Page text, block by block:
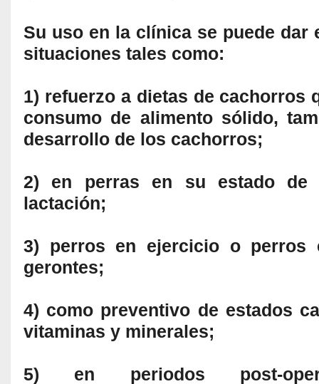
Su uso en la clínica se puede dar
situaciones tales como:
1) refuerzo a dietas de cachorros
consumo de alimento sólido,
desarrollo de los cachorros;
2) en perras en su estado de
lactación;
3) perros en ejercicio o perros
gerontes;
4) como preventivo de estados
vitaminas y minerales;
5) en periodos post-